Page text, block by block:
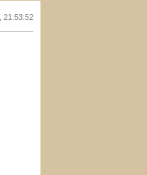
21:53:53